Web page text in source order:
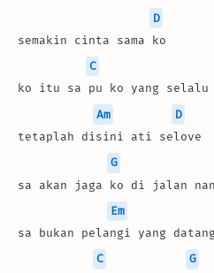
D
semakin cinta sama ko
C
ko itu sa pu ko yang selalu
Am
D
tetaplah disini ati selove
G
sa akan jaga ko di jalan
Em
sa bukan pelangi yang
C
G